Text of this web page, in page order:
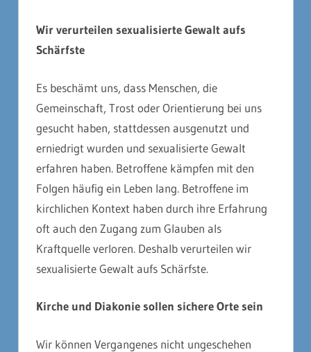
Wir verurteilen sexualisierte Gewalt aufs
Schärfste
Es beschämt uns, dass Menschen, die
Gemeinschaft, Trost oder Orientierung bei uns
gesucht haben, stattdessen ausgenutzt und
erniedrigt wurden und sexualisierte Gewalt
erfahren haben. Betroffene kämpfen mit den
Folgen häufig ein Leben lang. Betroffene im
kirchlichen Kontext haben durch ihre Erfahrung
oft auch den Zugang zum Glauben als
Kraftquelle verloren. Deshalb verurteilen wir
sexualisierte Gewalt aufs Schärfste.
Kirche und Diakonie sollen sichere Orte sein
Wir können Vergangenes nicht ungeschehen